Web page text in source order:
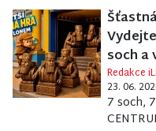
soch a
Redakce
23. 06.
7 soch,